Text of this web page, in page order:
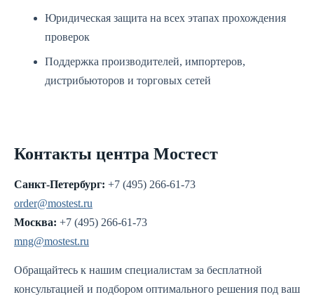
Юридическая защита на всех этапах прохождения
проверок
Поддержка производителей, импортеров,
дистрибьюторов и торговых сетей
Контакты центра Мостест
Санкт-Петербург: +7 (495) 266-61-73
order@mostest.ru
Москва: +7 (495) 266-61-73
mng@mostest.ru
Обращайтесь к нашим специалистам за бесплатной
консультацией и подбором оптимального решения под ваш